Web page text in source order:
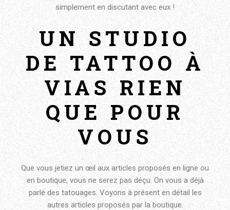
simplement en discutant avec eux !
UN STUDIO
DE TATTOO À
VIAS RIEN
QUE POUR
VOUS
Que vous jetiez un œil aux articles proposés en ligne ou
en boutique, vous ne serez pas déçu. On vous a déjà
parlé des tatouages. Voyons à présent en détail les
autres articles proposés par la boutique.